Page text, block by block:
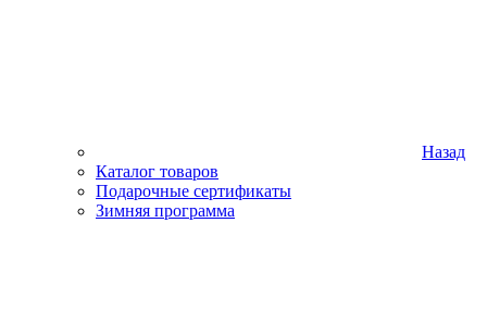
Назад
Каталог товаров
Подарочные сертификаты
Зимняя программа